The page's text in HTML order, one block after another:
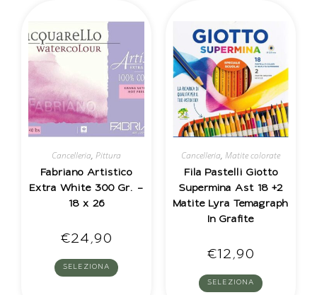
Cancelleria, Pittura
Fabriano Artistico
Extra White 300 Gr. –
18 x 26
€24,90
SELEZIONA
Cancelleria, Matite colorate
Fila Pastelli Giotto
Supermina Ast 18 +2
Matite Lyra Temagraph
In Grafite
€12,90
SELEZIONA